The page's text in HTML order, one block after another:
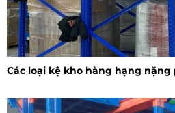
Các loại kệ kho hàng hạng nặng